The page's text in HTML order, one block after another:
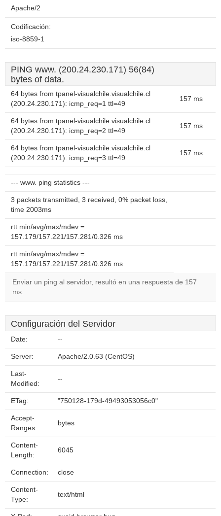
Apache/2
Codificación:
iso-8859-1
PING www. (200.24.230.171) 56(84)
bytes of data.
64 bytes from tpanel-visualchile.visualchile.cl
(200.24.230.171): icmp_req=1 ttl=49
157 ms
64 bytes from tpanel-visualchile.visualchile.cl
(200.24.230.171): icmp_req=2 ttl=49
157 ms
64 bytes from tpanel-visualchile.visualchile.cl
(200.24.230.171): icmp_req=3 ttl=49
157 ms
--- www. ping statistics ---
3 packets transmitted, 3 received, 0% packet loss,
time 2003ms
rtt min/avg/max/mdev =
157.179/157.221/157.281/0.326 ms
rtt min/avg/max/mdev =
157.179/157.221/157.281/0.326 ms
Enviar un ping al servidor, resultó en una respuesta de 157
ms.
Configuración del Servidor
Date: --
Server: Apache/2.0.63 (CentOS)
Last-
Modified:
--
ETag: "750128-179d-49493053056c0"
Accept-
Ranges:
bytes
Content-
Length:
6045
Connection: close
Content-
Type:
text/html